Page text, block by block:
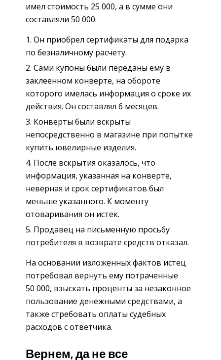
имел стоимость 25 000, а в сумме они
составляли 50 000.
Он приобрел сертификаты для подарка
по безналичному расчету.
Сами купоны были переданы ему в
заклеенном конверте, на обороте
которого имелась информация о сроке их
действия. Он составлял 6 месяцев.
Конверты были вскрыты
непосредственно в магазине при попытке
купить ювелирные изделия.
После вскрытия оказалось, что
информация, указанная на конверте,
неверная и срок сертификатов был
меньше указанного. К моменту
отоваривания он истек.
Продавец на письменную просьбу
потребителя в возврате средств отказал.
На основании изложенных фактов истец
потребовал вернуть ему потраченные
50 000, взыскать проценты за незаконное
пользование денежными средствами, а
также стребовать оплаты судебных
расходов с ответчика.
Вернем, да не все